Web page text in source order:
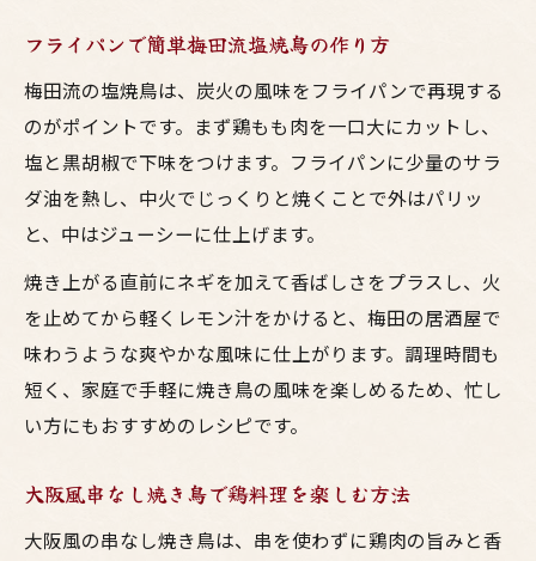
フライパンで簡単梅田流塩焼鳥の作り方
梅田流の塩焼鳥は、炭火の風味をフライパンで再現する
のがポイントです。まず鶏もも肉を一口大にカットし、
塩と黒胡椒で下味をつけます。フライパンに少量のサラ
ダ油を熱し、中火でじっくりと焼くことで外はパリッ
と、中はジューシーに仕上げます。
焼き上がる直前にネギを加えて香ばしさをプラスし、火
を止めてから軽くレモン汁をかけると、梅田の居酒屋で
味わうような爽やかな風味に仕上がります。調理時間も
短く、家庭で手軽に焼き鳥の風味を楽しめるため、忙し
い方にもおすすめのレシピです。
大阪風串なし焼き鳥で鶏料理を楽しむ方法
大阪風の串なし焼き鳥は、串を使わずに鶏肉の旨みと香